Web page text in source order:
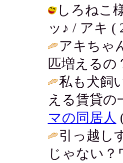
しろねこ
ッ♪ / アキ (
アキちゃ
匹増える
私も犬飼
える賃貸
マの同居人
引っ越し
じゃない